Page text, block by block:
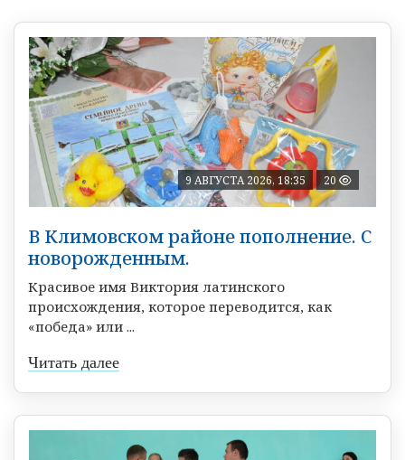
9 АВГУСТА 2026, 18:35 20
В Климовском районе пополнение. С
новорожденным.
Красивое имя Виктория латинского
происхождения, которое переводится, как
«победа» или ...
Читать далее